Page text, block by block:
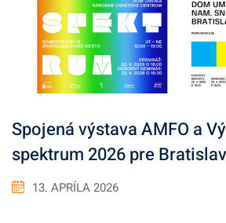
Spojená výstava AMFO a
spektrum 2026 pre
13. APRÍLA 2026